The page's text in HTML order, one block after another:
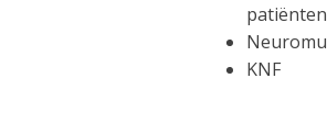
patiënten
KNF